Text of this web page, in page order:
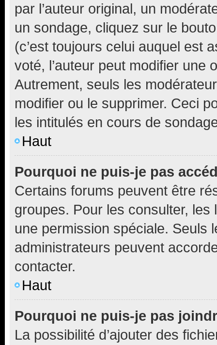
par l’auteur original, un
un sondage, cliquez sur le
(c’est toujours celui auquel est
voté, l’auteur peut modifier une
Autrement, seuls les
modifier ou le supprimer. Ceci
les intitulés en cours de
Haut
Pourquoi ne puis-je pas
Certains forums peuvent être
groupes. Pour les consulter,
une permission spéciale. Seuls
administrateurs peuvent
contacter.
Haut
Pourquoi ne puis-je pas
La possibilité d’ajouter des